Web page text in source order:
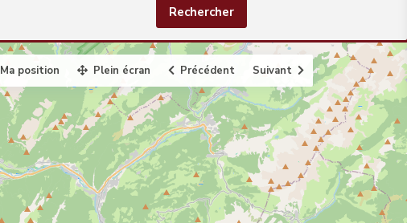
Ma position Plein écran Précédent Suivant